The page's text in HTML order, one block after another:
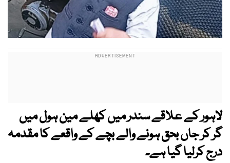
لاہور کے علاقے سندر میں کھلے مین ہول میں
گر کر جاں بحق ہونے والے بچے کے واقعے کا مقدمہ
درج کرلیا گیا ہے۔